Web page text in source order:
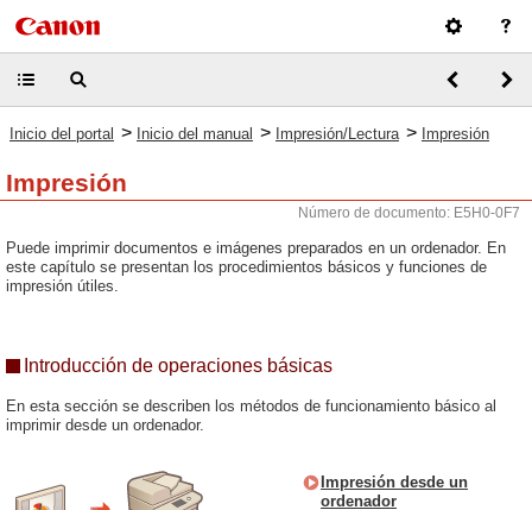
Inicio del portal > Inicio del manual > Impresión/Lectura > Impresión
Impresión
Número de documento: E5H0-0F7
Puede imprimir documentos e imágenes preparados en un ordenador. En
este capítulo se presentan los procedimientos básicos y funciones de
impresión útiles.
Introducción de operaciones básicas
En esta sección se describen los métodos de funcionamiento básico al
imprimir desde un ordenador.
Impresión desde un
ordenador